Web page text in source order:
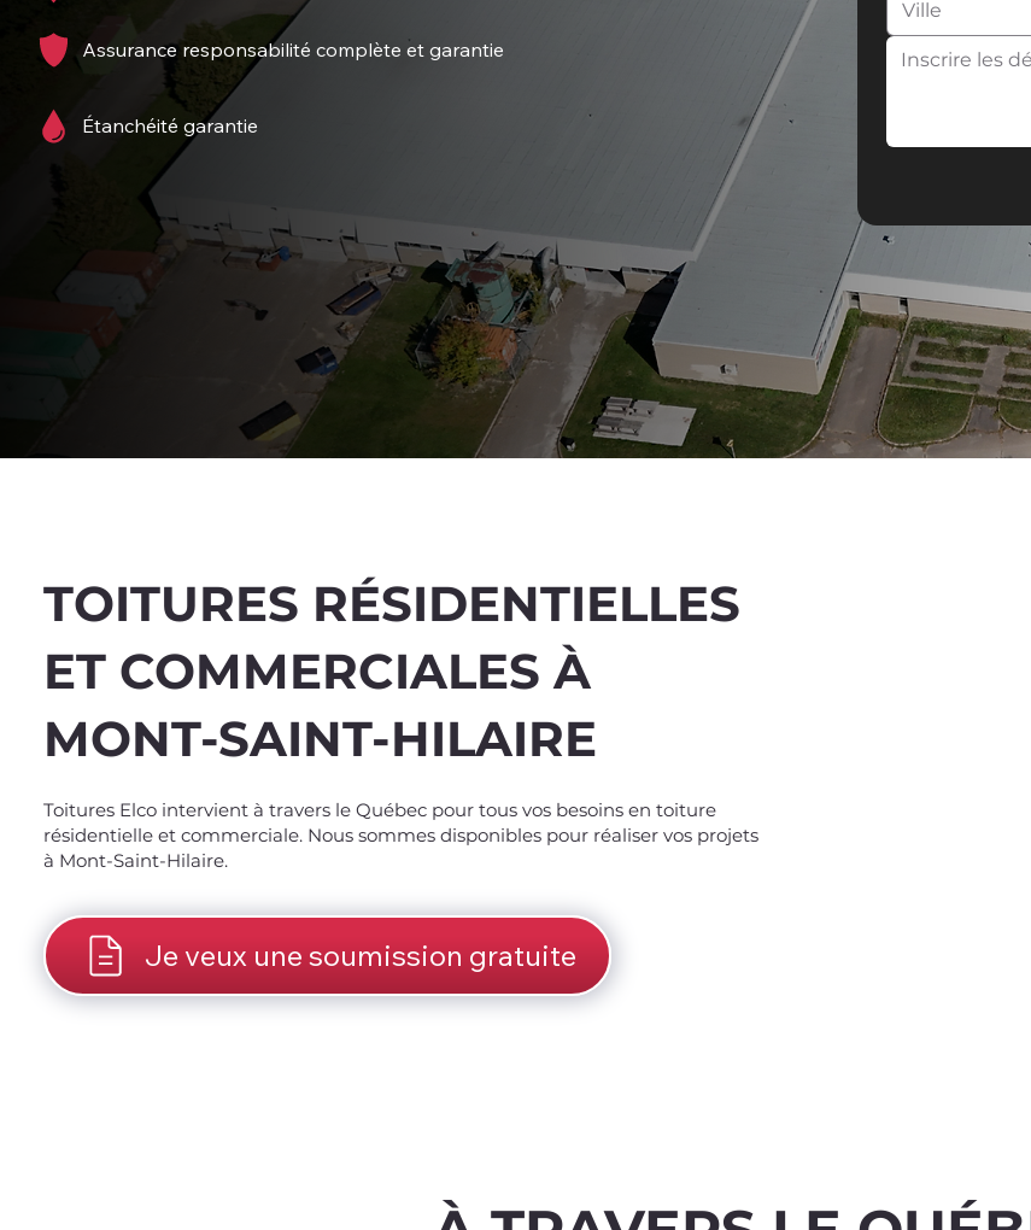
Assurance responsabilité complète et garantie
Étanchéité garantie
Spend $100 and get10%off
TOITURES RÉSIDENTIELLES
ET COMMERCIALES À
MONT-SAINT-HILAIRE
Toitures Elco intervient à travers le Québec pour tous vos besoins en toiture
résidentielle et commerciale. Nous sommes disponibles pour réaliser vos projets
à Mont-Saint-Hilaire.
Je veux une soumission gratuite